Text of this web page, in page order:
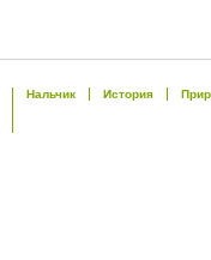
Нальчик История